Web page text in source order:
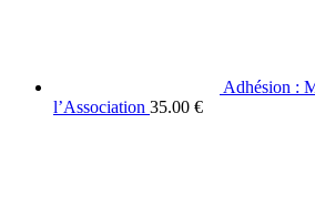
Adhésion :
l’Association 35.00 €